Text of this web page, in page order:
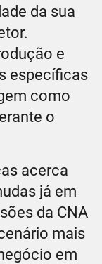
da sua
e
específicas
como
o
acerca
já em
da CNA
mais
em